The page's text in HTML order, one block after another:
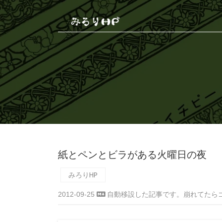
紙とペンとビラがある火曜日の夜
みろりHP
2012-09-25 自動移設した記事です。崩れてたら